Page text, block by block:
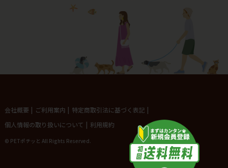
会社概要 | ご利用案内 | 特定商取引法に基づく表記 |
個人情報の取り扱いについて | 利用規約
© PETポチッと All Rights Reserved.